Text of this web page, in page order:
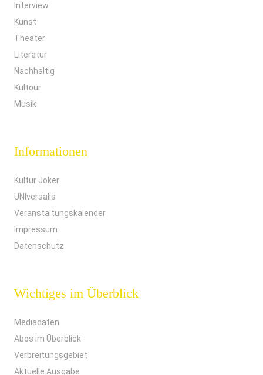
Interview
Kunst
Theater
Literatur
Nachhaltig
Kultour
Musik
Informationen
Kultur Joker
UNIversalis
Veranstaltungskalender
Impressum
Datenschutz
Wichtiges im Überblick
Mediadaten
Abos im Überblick
Verbreitungsgebiet
Aktuelle Ausgabe